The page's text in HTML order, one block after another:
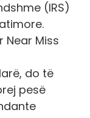
(IRS)
Near Miss
do të
pesë